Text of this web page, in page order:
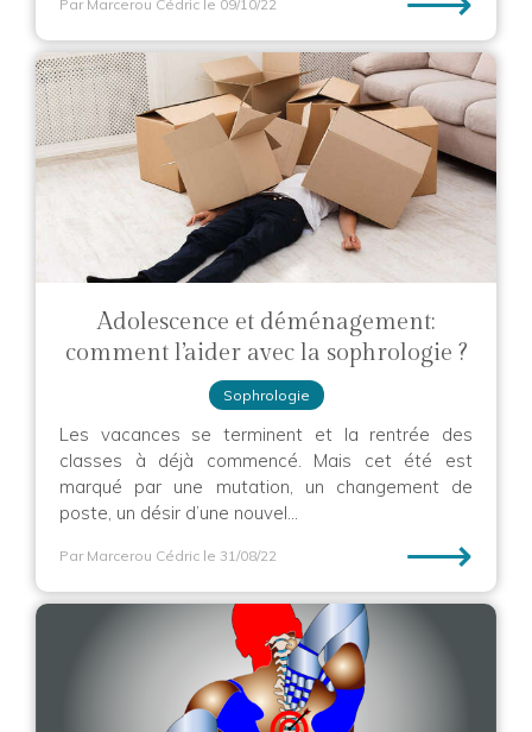
Par Marcerou Cédric le 09/10/22
Adolescence et déménagement:
comment l’aider avec la sophrologie ?
Sophrologie
Les vacances se terminent et la rentrée des
classes à déjà commencé. Mais cet été est
marqué par une mutation, un changement de
poste, un désir d’une nouvel...
Par Marcerou Cédric le 31/08/22 ⟶